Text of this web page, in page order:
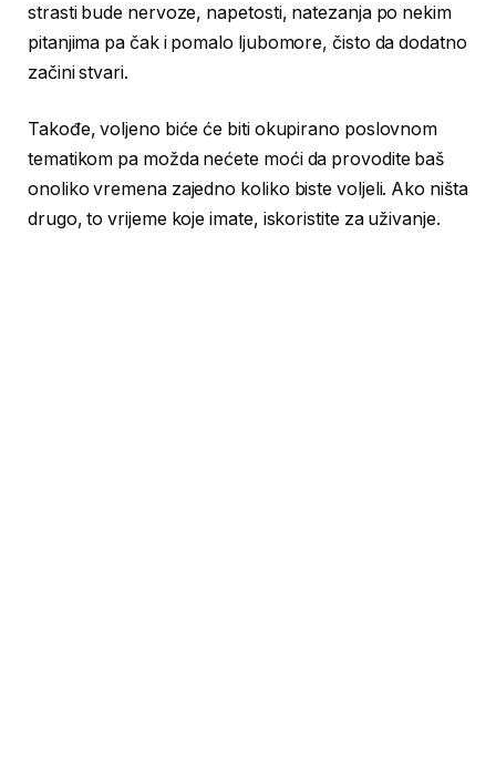
strasti bude nervoze, napetosti, natezanja po nekim
pitanjima pa čak i pomalo ljubomore, čisto da dodatno
začini stvari.
Takođe, voljeno biće će biti okupirano poslovnom
tematikom pa možda nećete moći da provodite baš
onoliko vremena zajedno koliko biste voljeli. Ako ništa
drugo, to vrijeme koje imate, iskoristite za uživanje.